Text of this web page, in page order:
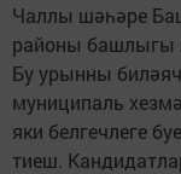
Чаллы шәһәре
районы башлыгы
Бу урынны
муниципаль
яки белгечлеге
тиеш.